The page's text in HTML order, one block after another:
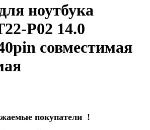
ноутбука
P02 14.0
совместимая
покупатели !